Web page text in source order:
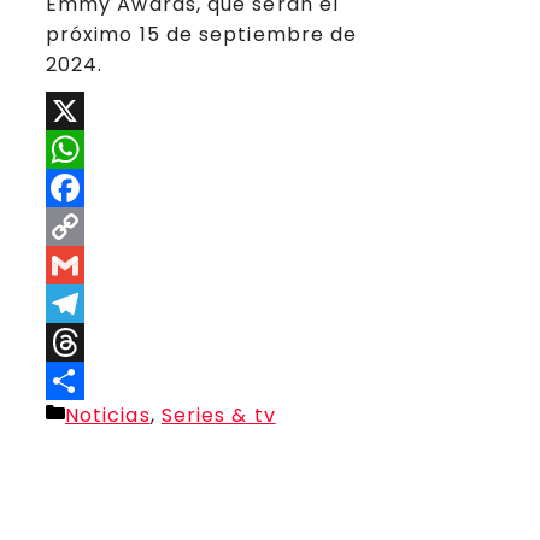
próximo 15 de septiembre de
2024.
X
WhatsApp
Facebook
Copy
Link
Gmail
Telegram
Threads
Compartir
Categorías
Noticias, Series & tv